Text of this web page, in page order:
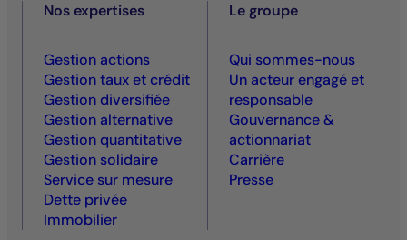
Nos expertises
Gestion actions
Gestion taux et crédit
Gestion diversifiée
Gestion alternative
Gestion quantitative
Gestion solidaire
Service sur mesure
Dette privée
Immobilier
Le groupe
Qui sommes-nous
Un acteur engagé et
responsable
Gouvernance &
actionnariat
Carrière
Presse